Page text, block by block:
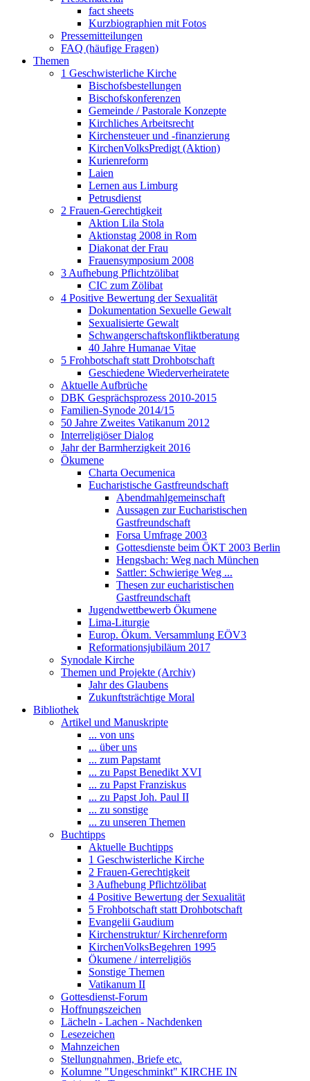
fact sheets
Kurzbiographien mit Fotos
Pressemitteilungen
FAQ (häufige Fragen)
Themen
1 Geschwisterliche Kirche
Bischofsbestellungen
Bischofskonferenzen
Gemeinde / Pastorale Konzepte
Kirchliches Arbeitsrecht
Kirchensteuer und -finanzierung
KirchenVolksPredigt (Aktion)
Kurienreform
Laien
Lernen aus Limburg
Petrusdienst
2 Frauen-Gerechtigkeit
Aktion Lila Stola
Aktionstag 2008 in Rom
Diakonat der Frau
Frauensymposium 2008
3 Aufhebung Pflichtzölibat
CIC zum Zölibat
4 Positive Bewertung der Sexualität
Dokumentation Sexuelle Gewalt
Sexualisierte Gewalt
Schwangerschaftskonfliktberatung
40 Jahre Humanae Vitae
5 Frohbotschaft statt Drohbotschaft
Geschiedene Wiederverheiratete
Aktuelle Aufbrüche
DBK Gesprächsprozess 2010-2015
Familien-Synode 2014/15
50 Jahre Zweites Vatikanum 2012
Interreligiöser Dialog
Jahr der Barmherzigkeit 2016
Ökumene
Charta Oecumenica
Eucharistische Gastfreundschaft
Abendmahlgemeinschaft
Aussagen zur Eucharistischen
Gastfreundschaft
Forsa Umfrage 2003
Gottesdienste beim ÖKT 2003 Berlin
Hengsbach: Weg nach München
Sattler: Schwierige Weg ...
Thesen zur eucharistischen
Gastfreundschaft
Jugendwettbewerb Ökumene
Lima-Liturgie
Europ. Ökum. Versammlung EÖV3
Reformationsjubiläum 2017
Synodale Kirche
Themen und Projekte (Archiv)
Jahr des Glaubens
Zukunftsträchtige Moral
Bibliothek
Artikel und Manuskripte
... von uns
... über uns
... zum Papstamt
... zu Papst Benedikt XVI
... zu Papst Franziskus
... zu Papst Joh. Paul II
... zu sonstige
... zu unseren Themen
Buchtipps
Aktuelle Buchtipps
1 Geschwisterliche Kirche
2 Frauen-Gerechtigkeit
3 Aufhebung Pflichtzölibat
4 Positive Bewertung der Sexualität
5 Frohbotschaft statt Drohbotschaft
Evangelii Gaudium
Kirchenstruktur/ Kirchenreform
KirchenVolksBegehren 1995
Ökumene / interreligiös
Sonstige Themen
Vatikanum II
Gottesdienst-Forum
Hoffnungszeichen
Lächeln - Lachen - Nachdenken
Lesezeichen
Mahnzeichen
Stellungnahmen, Briefe etc.
Kolumne "Ungeschminkt" KIRCHE IN